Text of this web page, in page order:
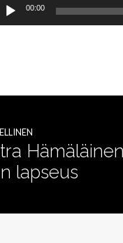
Äänitoistin
00:00
lapseus